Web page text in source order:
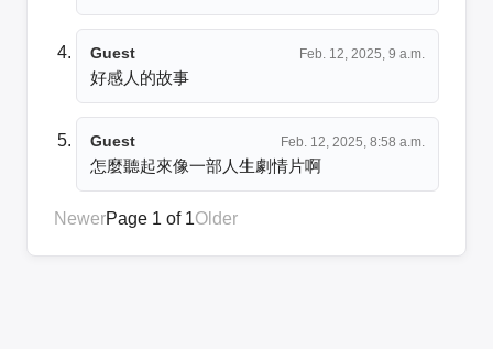
Guest Feb. 12, 2025, 9 a.m.
好感人的故事
Guest Feb. 12, 2025, 8:58 a.m.
怎麼聽起來像一部人生劇情片啊
NewerPage 1 of 1Older